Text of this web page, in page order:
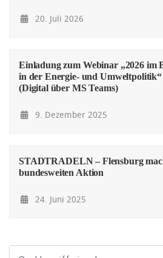
20. Juli 2026
Einladung zum Webinar „2026 im
in der Energie- und Umweltpolitik“
(Digital über MS Teams)
9. Dezember 2025
STADTRADELN – Flensburg
bundesweiten Aktion
24. Juni 2025